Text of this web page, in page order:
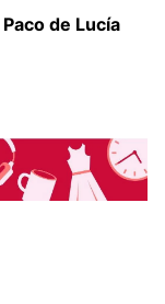
Paco de Lucía